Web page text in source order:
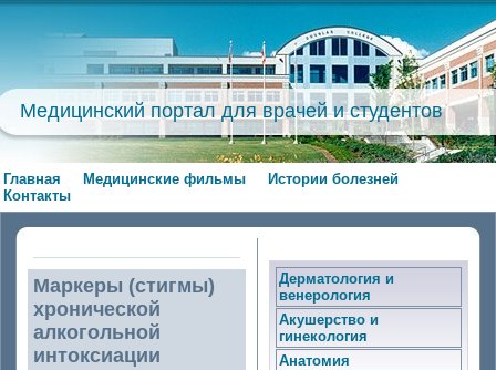
Медицинский портал для врачей и студентов
Главная Медицинские фильмы
Истории болезней
Контакты
Маркеры (стигмы)
хронической
алкогольной
интоксиации
Дерматология и
венерология
Акушерство и
гинекология
Анатомия